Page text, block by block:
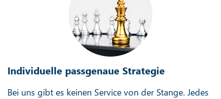
Individuelle passgenaue Strategie
Bei uns gibt es keinen Service von der Stange. Jedes